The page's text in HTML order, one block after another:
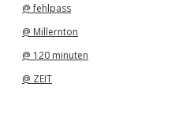
@ fehlpass
@ Millernton
@ 120 minuten
@ ZEIT